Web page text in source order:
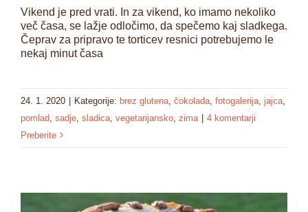
Vikend je pred vrati. In za vikend, ko imamo nekoliko
več časa, se lažje odločimo, da spečemo kaj sladkega.
Čeprav za pripravo te torticev resnici potrebujemo le
nekaj minut časa
24. 1. 2020 | Kategorije: brez glutena čokolada fotogalerija jajca
pomlad sadje sladica vegetarijansko zima | 4 komentarji
Preberite